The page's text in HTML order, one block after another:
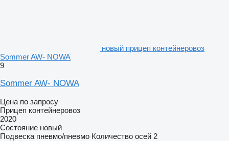
новый прицеп контейнеровоз
Sommer AW- NOWA
9
Sommer AW- NOWA
Цена по запросу
Прицеп контейнеровоз
2020
Состояние новый
Подвеска пневмо/пневмо Количество осей 2